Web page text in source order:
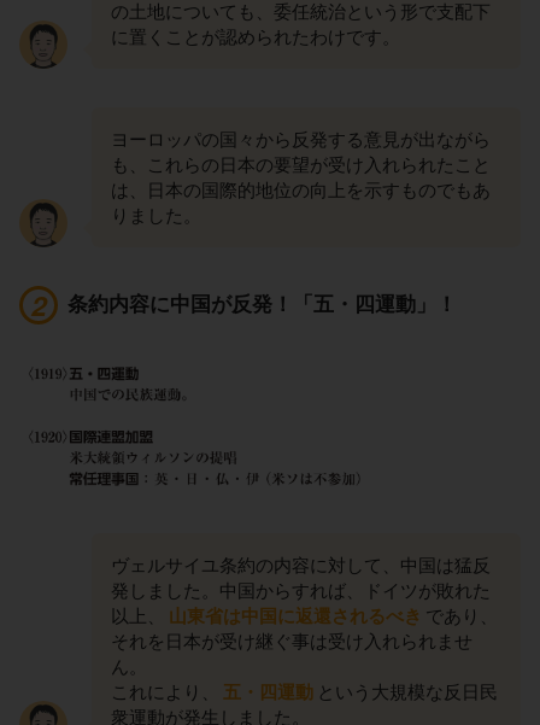
の土地についても、委任統治という形で支配下
に置くことが認められたわけです。
ヨーロッパの国々から反発する意見が出ながら
も、これらの日本の要望が受け入れられたこと
は、日本の国際的地位の向上を示すものでもあ
りました。
条約内容に中国が反発！「五・四運動」！
ヴェルサイユ条約の内容に対して、中国は猛反
発しました。中国からすれば、ドイツが敗れた
以上、
山東省は中国に返還されるべき であり、
それを日本が受け継ぐ事は受け入れられませ
ん。
これにより、
五・四運動 という大規模な反日民
衆運動が発生しました。